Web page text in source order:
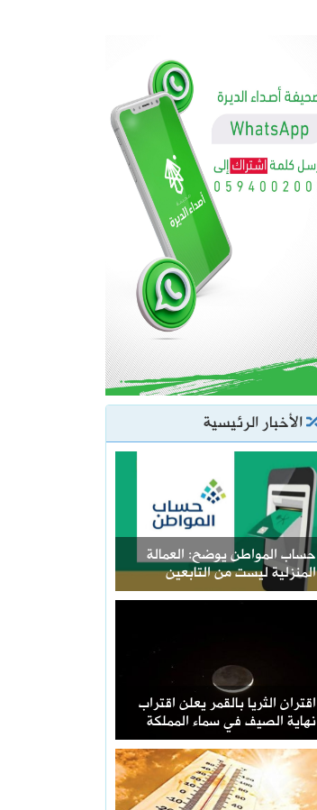
الأخبار الرئيسية
حساب المواطن يوضح: العمالة
المنزلية ليست من التابعين
اقتران الثريا بالقمر يعلن اقتراب
نهاية الصيف في سماء المملكة